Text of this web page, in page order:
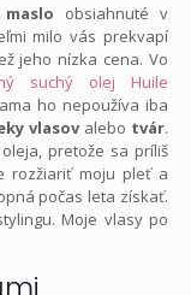
obsiahnuté v
milo vás prekvapí
jeho nízka cena. Vo
suchý olej Huile
ho nepoužíva iba
vlasovalebo tvár.
pretože sa príliš
rozžiariť moju pleť a
počas leta získať.
Moje vlasy po